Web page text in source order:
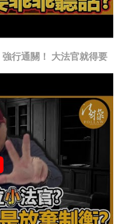
行通關！ 大法官就得要